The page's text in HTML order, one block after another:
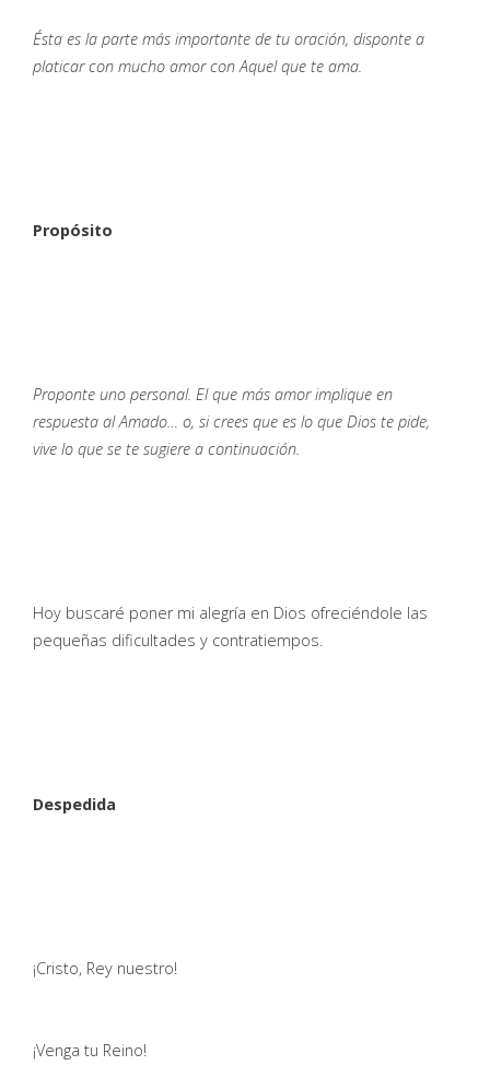
Ésta es la parte más importante de tu oración, disponte a
platicar con mucho amor con Aquel que te ama.
Propósito
Proponte uno personal. El que más amor implique en
respuesta al Amado… o, si crees que es lo que Dios te pide,
vive lo que se te sugiere a continuación.
Hoy buscaré poner mi alegría en Dios ofreciéndole las
pequeñas dificultades y contratiempos.
Despedida
¡Cristo, Rey nuestro!
¡Venga tu Reino!